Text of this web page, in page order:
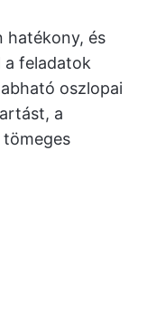
hatékony, és
feladatok
oszlopai
a
tömeges